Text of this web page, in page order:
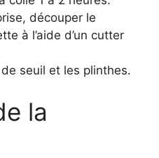
découper le
à l’aide d’un cutter
seuil et les plinthes.
la